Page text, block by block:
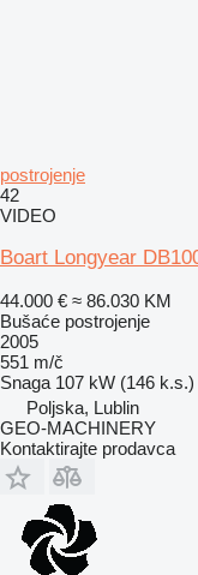
postrojenje
42
VIDEO
Boart Longyear
44.000 € ≈ 86.030 KM
Bušaće postrojenje
2005
551 m/č
Snaga 107 kW (146 k.s.)
Poljska, Lublin
GEO-MACHINERY
Kontaktirajte prodavca